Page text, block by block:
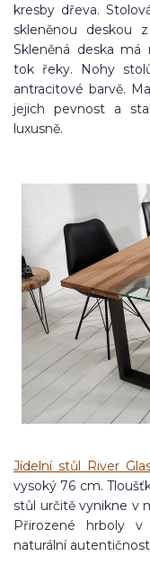
kresby dřeva.
skleněnou deskou
Skleněná deska
tok řeky. Nohy
antracitové barvě.
jejich pevnost a
luxusně.
Jídelní stůl River
vysoký 76 cm.
stůl určitě vynikne v
Přirozené hrboly
naturální